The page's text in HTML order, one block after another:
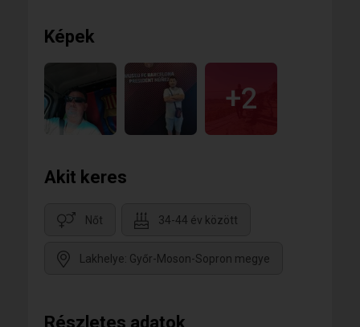
Képek
+2
Akit keres
Nőt 34-44 év között
Lakhelye: Győr-Moson-Sopron megye
Részletes adatok